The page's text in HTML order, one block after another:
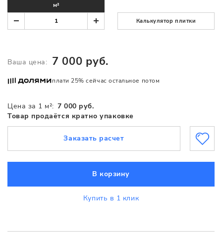
Цена за 1 м²: 7 000 руб.
Товар продаётся кратно упаковке
м²
Калькулятор плитки
Ваша цена: 7 000 руб.
плати 25% сейчас остальное потом
В корзину
Купить в 1 клик
Заказать расчет